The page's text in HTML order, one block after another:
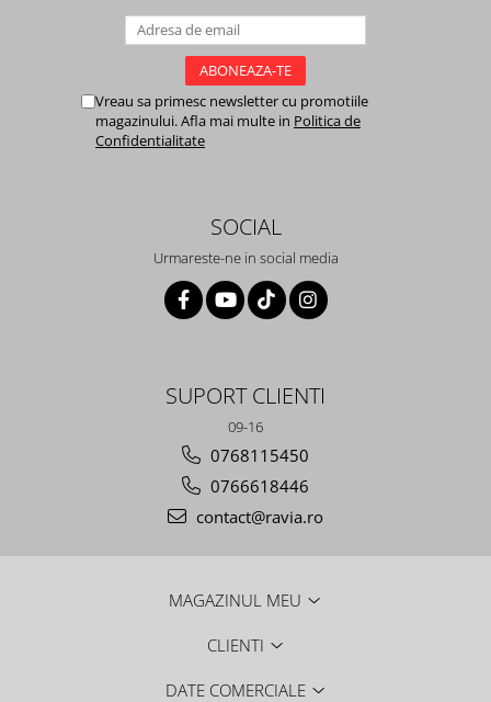
Vreau sa primesc newsletter cu promotiile
magazinului. Afla mai multe in Politica de
Confidentialitate
SOCIAL
Urmareste-ne in social media
SUPORT CLIENTI
09-16
0768115450
0766618446
contact@ravia.ro
MAGAZINUL MEU
CLIENTI
DATE COMERCIALE